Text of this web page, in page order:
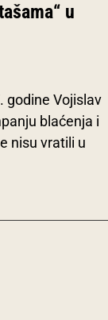
u
godine Vojislav
blaćenja i
nisu vratili u